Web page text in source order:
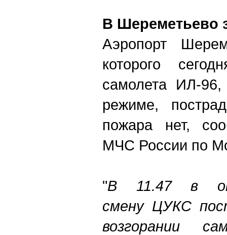
В Шереметьево
Аэропорт
которого
самолета ИЛ-
режиме,
пожара нет,
МЧС России по
"В 11.47 в
смену ЦУКС
возгорании